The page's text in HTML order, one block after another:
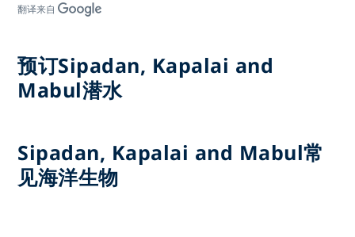
翻译来自
预订Sipadan, Kapalai and
Mabul潜水
Sipadan, Kapalai and Mabul常
见海洋生物